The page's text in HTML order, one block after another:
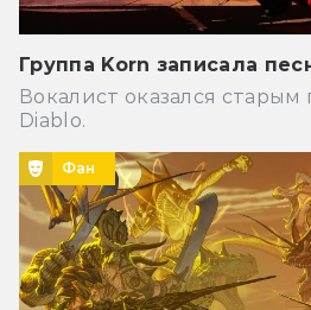
Группа Korn записала
Вокалист оказался
Diablo.
Фан